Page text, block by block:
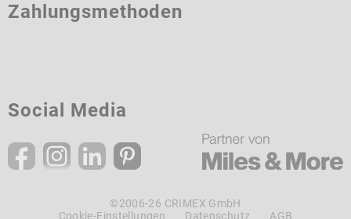
Zahlungsmethoden
Social Media
©2006-26 CRIMEX GmbH
Cookie-Einstellungen
Datenschutz AGB